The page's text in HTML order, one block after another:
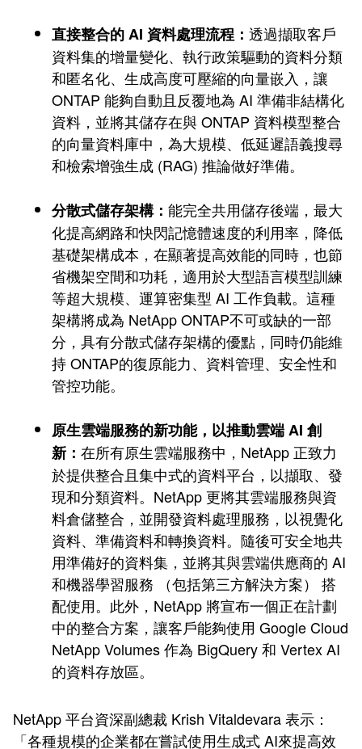
直接整合的 AI 資料處理流程： 透過擷取客戶
資料集的增量變化、執行政策驅動的資料分類
和匿名化、生成高度可壓縮的向量嵌入，讓
ONTAP 能夠自動且反覆地為 AI 準備非結構化
資料，並將其儲存在與 ONTAP 資料模型整合
的向量資料庫中，為大規模、低延遲語義搜尋
和檢索增強生成 (RAG) 推論做好準備。
分散式儲存架構： 能完全共用儲存後端，最大
化提高網路和快閃記憶體速度的利用率，降低
基礎架構成本，在顯著提高效能的同時，也節
省機架空間和功耗，適用於大型語言模型訓練
等超大規模、運算密集型 AI 工作負載。這種
架構將成為 NetApp ONTAP不可或缺的一部
分，具有分散式儲存架構的優點，同時仍能維
持 ONTAP的復原能力、資料管理、安全性和
管控功能。
原生雲端服務的新功能，以推動雲端 AI 創
新： 在所有原生雲端服務中，NetApp 正致力
於提供整合且集中式的資料平台，以擷取、發
現和分類資料。NetApp 更將其雲端服務與資
料倉儲整合，並開發資料處理服務，以視覺化
資料、準備資料和轉換資料。隨後可安全地共
用準備好的資料集，並將其與雲端供應商的 AI
和機器學習服務 （包括第三方解決方案） 搭
配使用。此外，NetApp 將宣布一個正在計劃
中的整合方案，讓客戶能夠使用 Google Cloud
NetApp Volumes 作為 BigQuery 和 Vertex AI
的資料存放區。
NetApp 平台資深副總裁 Krish Vitaldevara 表示：
「各種規模的企業都在嘗試使用生成式 AI來提高效